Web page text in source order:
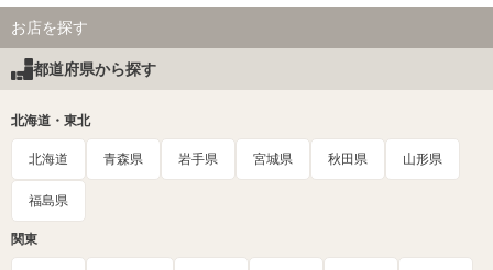
お店を探す
都道府県から探す
北海道・東北
北海道 青森県 岩手県 宮城県 秋田県 山形県
福島県
関東